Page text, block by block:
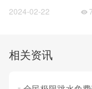
2024-02-22
相关资讯